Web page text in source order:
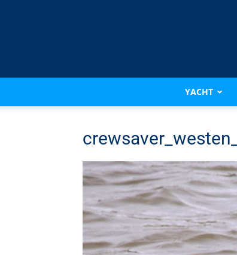
YACHT